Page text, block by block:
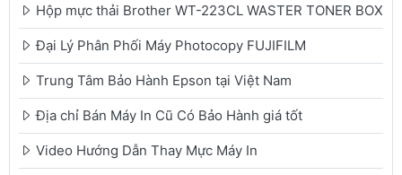
Hộp mực thải Brother WT-223CL WASTER TONER BOX
Đại Lý Phân Phối Máy Photocopy FUJIFILM
Trung Tâm Bảo Hành Epson tại Việt Nam
Địa chỉ Bán Máy In Cũ Có Bảo Hành giá tốt
Video Hướng Dẫn Thay Mực Máy In